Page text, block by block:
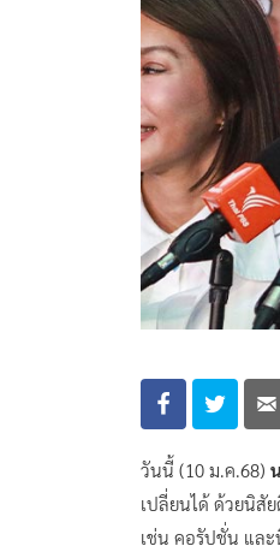
วันนี้ (10 ม.ค.68)
เปลี่ยนได้ ด้วยนิสั
เช่น คอรัปชั่น แล